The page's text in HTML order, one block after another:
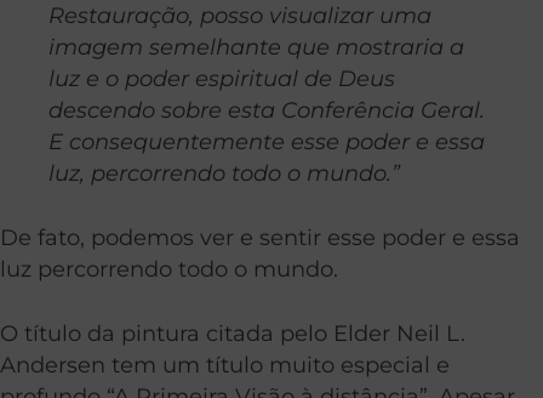
Restauração, posso visualizar uma
imagem semelhante que mostraria a
luz e o poder espiritual de Deus
descendo sobre esta Conferência Geral.
E consequentemente esse poder e essa
luz, percorrendo todo o mundo.”
De fato, podemos ver e sentir esse poder e essa
luz percorrendo todo o mundo.
O título da pintura citada pelo Elder Neil L.
Andersen tem um título muito especial e